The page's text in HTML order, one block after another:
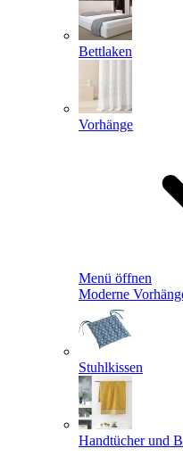
Bettlaken
Vorhänge
Menü öffnen
Moderne
Stuhlkissen
Handtücher und